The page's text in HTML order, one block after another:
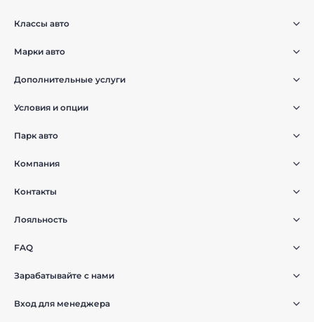
Классы авто
Марки авто
Дополнительные услуги
Условия и опции
Парк авто
Компания
Контакты
Лояльность
FAQ
Зарабатывайте с нами
Вход для менеджера